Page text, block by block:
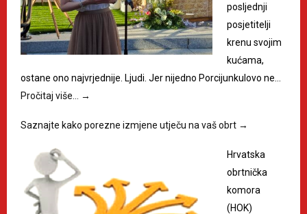
posljednji
posjetitelji
krenu svojim
kućama,
ostane ono najvrjednije. Ljudi. Jer nijedno Porcijunkulovo ne…
Pročitaj više…
→
Saznajte kako porezne izmjene utječu na vaš obrt →
Hrvatska
obrtnička
komora
(HOK)